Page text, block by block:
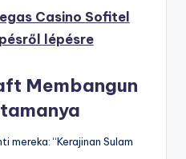
Casino Sofitel
lépésre
Membangun
mereka: “Kerajinan Sulam